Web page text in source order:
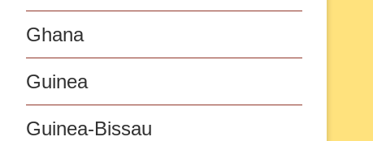
Ghana
Guinea
Guinea-Bissau